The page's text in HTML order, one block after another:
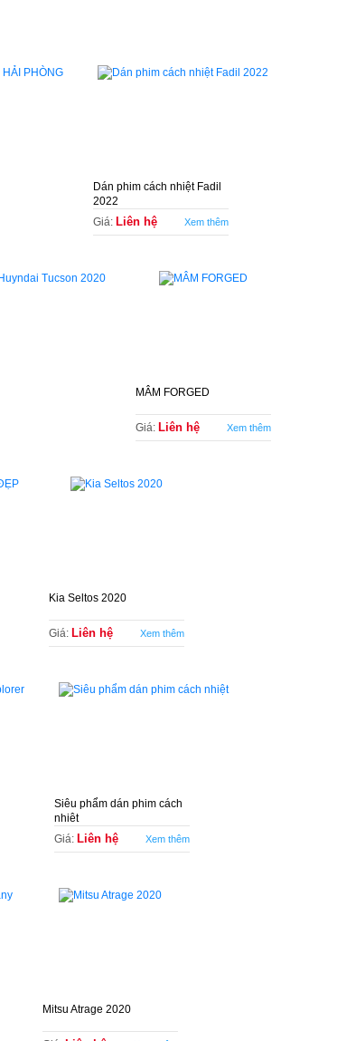
Dán phim cách nhiệt Fadil
2022
Giá: Liên hệ Xem thêm
MÂM FORGED
Giá: Liên hệ Xem thêm
Kia Seltos 2020
Giá: Liên hệ Xem thêm
Siêu phẩm dán phim cách
nhiệt
Giá: Liên hệ Xem thêm
Mitsu Atrage 2020